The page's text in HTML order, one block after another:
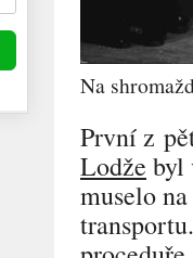
Na
První z
Lodže byl
muselo